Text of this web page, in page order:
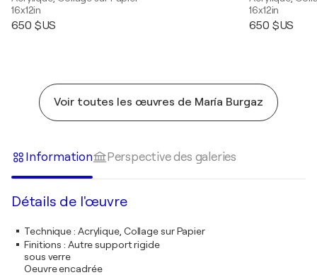
16x12in
650 $US
16x12in
650 $US
Voir toutes les œuvres de María Burgaz
Information Perspective des galeries
Détails de l'œuvre
Technique: Acrylique, Collage sur Papier
Finitions : Autre support rigide
sous verre
Oeuvre encadrée